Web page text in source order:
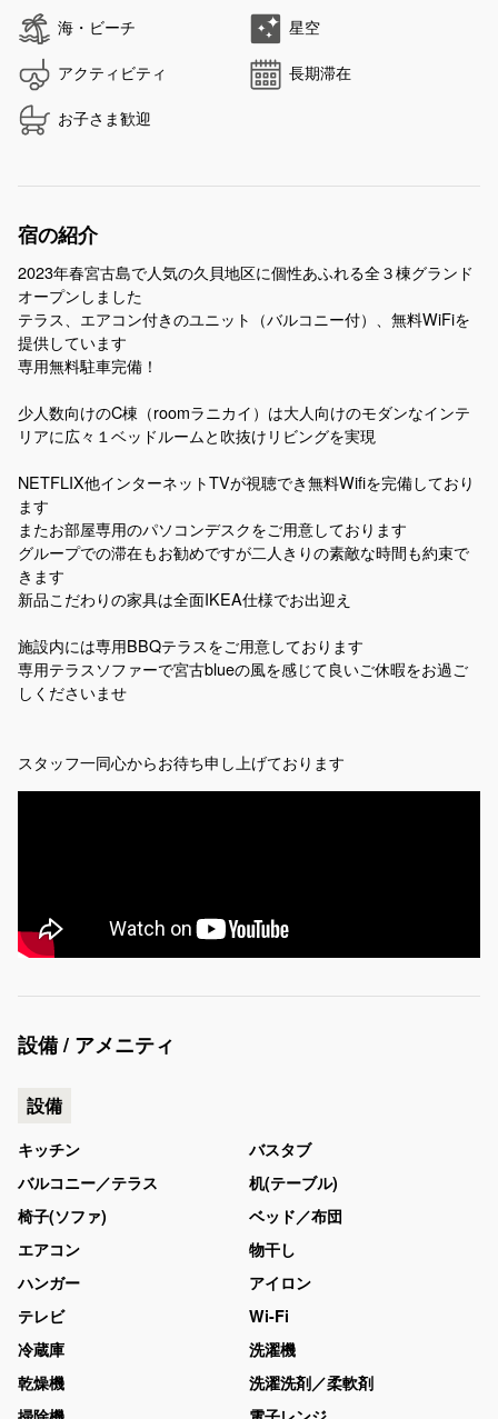
海・ビーチ
星空
アクティビティ
長期滞在
お子さま歓迎
宿の紹介
2023年春宮古島で人気の久貝地区に個性あふれる全３棟グランド
オープンしました
テラス、エアコン付きのユニット（バルコニー付）、無料WiFiを
提供しています
専用無料駐車完備！
少人数向けのC棟（roomラニカイ）は大人向けのモダンなインテ
リアに広々１ベッドルームと吹抜けリビングを実現
NETFLIX他インターネットTVが視聴でき無料Wifiを完備しており
ます
またお部屋専用のパソコンデスクをご用意しております
グループでの滞在もお勧めですが二人きりの素敵な時間も約束で
きます
新品こだわりの家具は全面IKEA仕様でお出迎え
施設内には専用BBQテラスをご用意しております
専用テラスソファーで宮古blueの風を感じて良いご休暇をお過ご
しくださいませ
スタッフ一同心からお待ち申し上げております
設備 / アメニティ
設備
キッチン
バスタブ
バルコニー／テラス
机(テーブル)
椅子(ソファ)
ベッド／布団
エアコン
物干し
ハンガー
アイロン
テレビ
Wi-Fi
冷蔵庫
洗濯機
乾燥機
洗濯洗剤／柔軟剤